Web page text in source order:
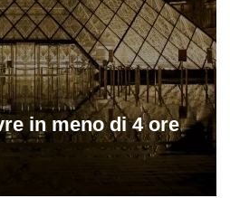
di Immaturi il